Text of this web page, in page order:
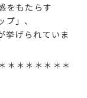
をもたらす
」、
挙げられていま
＊＊＊＊＊＊＊